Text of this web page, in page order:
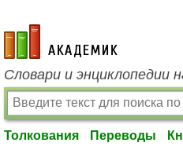
academic.ru
Словари и энциклопедии
Толкования Переводы